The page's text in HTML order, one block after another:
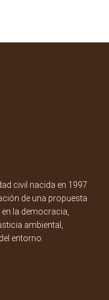
civil nacida en 1997.
de una propuesta
la democracia,
ambiental,
entorno.